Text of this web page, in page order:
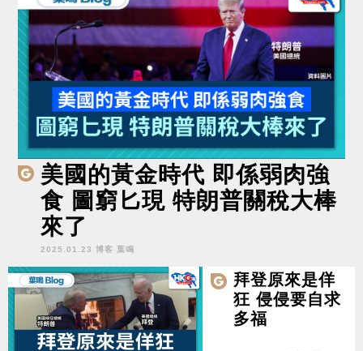
美國的黃金時代 即係弱肉強
食 圖窮匕現 特朗普關稅大棒
來了
2025.01.23 博客 葉鳴
拜登原來是佯
狂 侵侵要自求
多福